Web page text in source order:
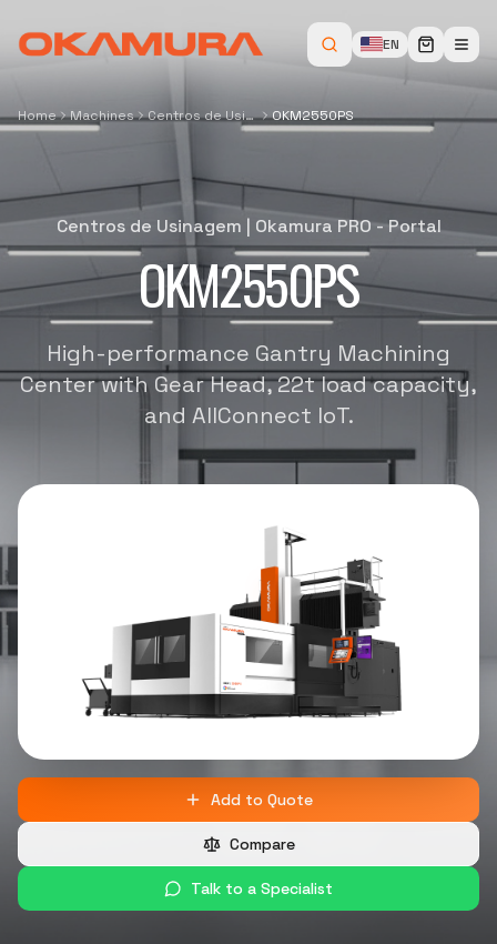
EN
Home Machines Centros de Usinagem OKM2550PS
Centros de Usinagem | Okamura PRO - Portal
OKM2550PS
High-performance Gantry Machining
Center with Gear Head, 22t load capacity,
and AllConnect IoT.
Add to Quote
Compare
Talk to a Specialist